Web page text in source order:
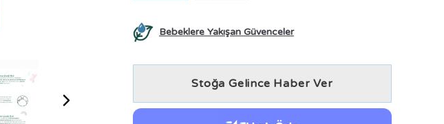
Bebeklere Yakışan Güvenceler
Stoğa Gelince Haber Ver